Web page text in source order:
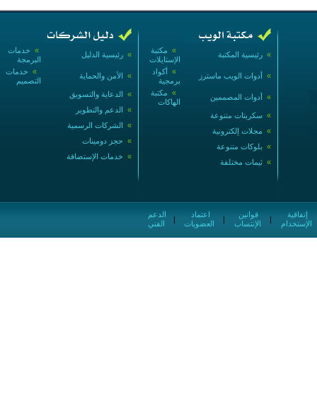
» خدمات
البرمجة
» رئيسية الدليل
» خدمات
التصميم
» الأمن والحماية
» الدعاية والتسويق
» الدعم والتطوير
» الشركات الرسمية
» حجز دومينات
» خدمات الإستضافة
» مكتبة
الإستايلات
» رئيسية المكتبة
» أكواد
برمجية
» أدوات الويب ماسترز
» مكتبة
الهاكات
» أدوات المصممين
» سكربتات متنوعة
» مجلات إلكترونية
» بلوكات متنوعة
» ثيمات مختلفة
الفني
|
العضويات
|
الإنتساب
|
الإستخدام